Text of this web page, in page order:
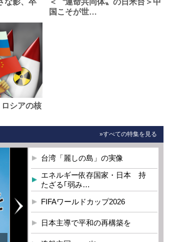
な影、卒
＜〝運命共同体〟の日米台＞中
国こそが世…
シアの核
»すべての特集を見る
台湾「麗しの島」の実像
エネルギー依存国家・日本 持
たざる｢弱み…
FIFAワールドカップ2026
日本主導で平和の再構築を